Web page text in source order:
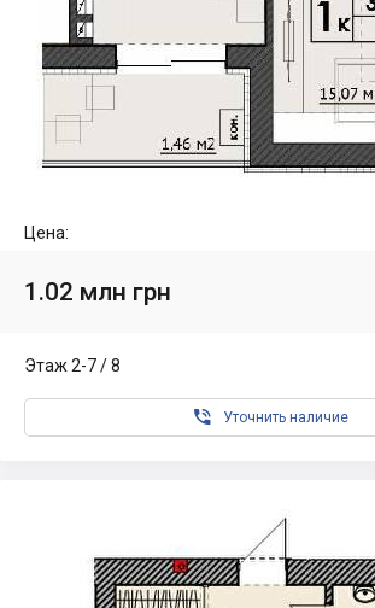
Цена:
1.02 млн грн
Этаж 2-7 / 8
 Уточнить наличие